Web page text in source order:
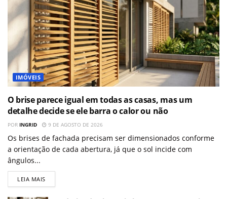
IMÓVEIS
O brise parece igual em todas as casas, mas um
detalhe decide se ele barra o calor ou não
POR INGRID 9 DE AGOSTO DE 2026
Os brises de fachada precisam ser dimensionados conforme
a orientação de cada abertura, já que o sol incide com
ângulos...
LEIA MAIS